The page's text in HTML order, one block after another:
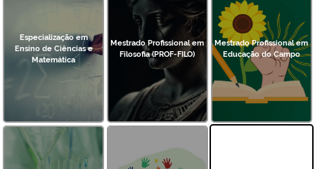
Especialização em
Ensino de Ciências e
Matemática
Mestrado Profissional em
Filosofia (PROF-FILO)
Mestrado Profissional em
Educação do Campo